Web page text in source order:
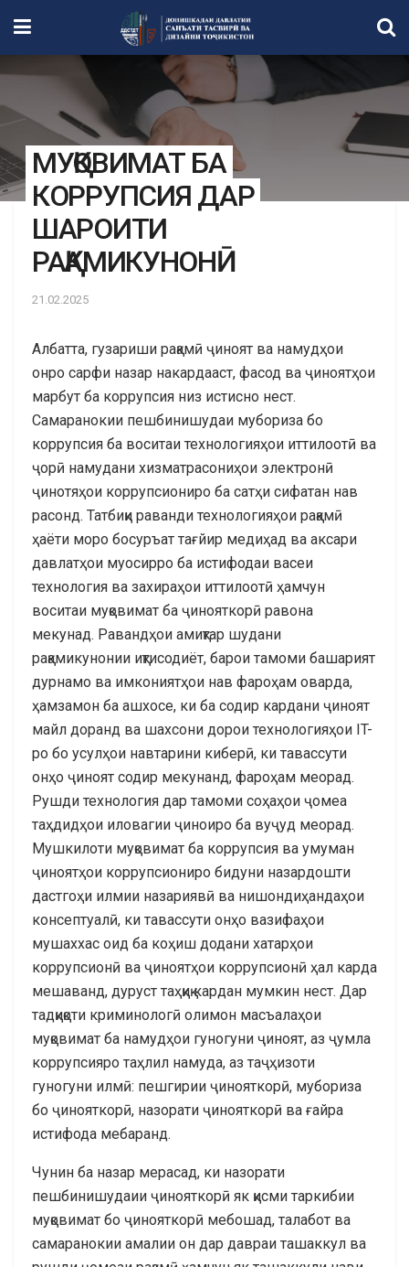
МУҚОВИМАТ БА
КОРРУПСИЯ ДАР
ШАРОИТИ
РАҚАМИКУНОНӢ
21.02.2025
Албатта, гузариши рақамӣ ҷиноят ва намудҳои
онро сарфи назар накардааст, фасод ва ҷиноятҳои
марбут ба коррупсия низ истисно нест.
Самаранокии пешбинишудаи мубориза бо
коррупсия ба воситаи технологияҳои иттилоотӣ ва
ҷорӣ намудани хизматрасониҳои электронӣ
ҷинотяҳои коррупсиониро ба сатҳи сифатан нав
расонд. Татбиқи раванди технологияҳои рақамӣ
ҳаёти моро босуръат тағйир медиҳад ва аксари
давлатҳои муосирро ба истифодаи васеи
технология ва захираҳои иттилоотӣ ҳамчун
воситаи муқовимат ба ҷинояткорӣ равона
мекунад. Равандҳои амиқтар шудани
рақамикунонии иқтисодиёт, барои тамоми башарият
дурнамо ва имкониятҳои нав фароҳам оварда,
ҳамзамон ба ашхосе, ки ба содир кардани ҷиноят
майл доранд ва шахсони дорои технологияҳои IT-
ро бо усулҳои навтарини киберӣ, ки тавассути
онҳо ҷиноят содир мекунанд, фароҳам меорад.
Рушди технология дар тамоми соҳаҳои ҷомеа
таҳдидҳои иловагии ҷиноиро ба вуҷуд меорад.
Мушкилоти муқовимат ба коррупсия ва умуман
ҷиноятҳои коррупсиониро бидуни назардошти
дастгоҳи илмии назариявӣ ва нишондиҳандаҳои
консептуалӣ, ки тавассути онҳо вазифаҳои
мушаххас оид ба коҳиш додани хатарҳои
коррупсионӣ ва ҷиноятҳои коррупсионӣ ҳал карда
мешаванд, дуруст таҳқиқ кардан мумкин нест. Дар
тадқиқоти криминологӣ олимон масъалаҳои
муқовимат ба намудҳои гуногуни ҷиноят, аз ҷумла
коррупсияро таҳлил намуда, аз таҷҳизоти
гуногуни илмӣ: пешгирии ҷинояткорӣ, мубориза
бо ҷинояткорӣ, назорати ҷинояткорӣ ва ғайра
истифода мебаранд.
Чунин ба назар мерасад, ки назорати
пешбинишудаии ҷинояткорӣ як қисми таркибии
муқовимат бо ҷинояткорӣ мебошад, талабот ва
самаранокии амалии он дар давраи ташаккул ва